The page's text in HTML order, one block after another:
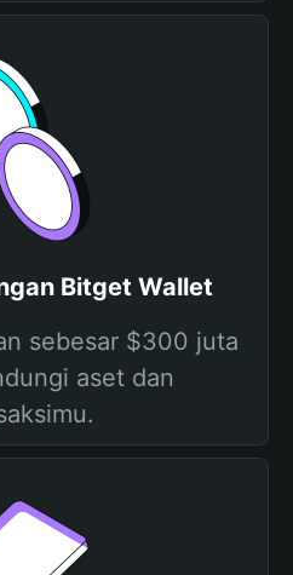
Bitget Wallet
sebesar $300 juta
aset dan